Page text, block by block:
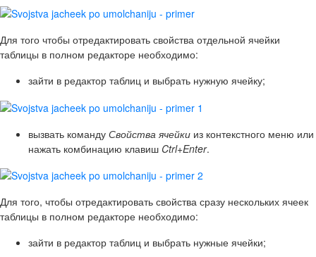
Для того чтобы отредактировать свойства отдельной ячейки
таблицы в полном редакторе необходимо:
зайти в редактор таблиц и выбрать нужную ячейку;
вызвать команду Свойства ячейки из контекстного меню или
нажать комбинацию клавиш Ctrl+Enter.
Для того, чтобы отредактировать свойства сразу нескольких ячеек
таблицы в полном редакторе необходимо:
зайти в редактор таблиц и выбрать нужные ячейки;